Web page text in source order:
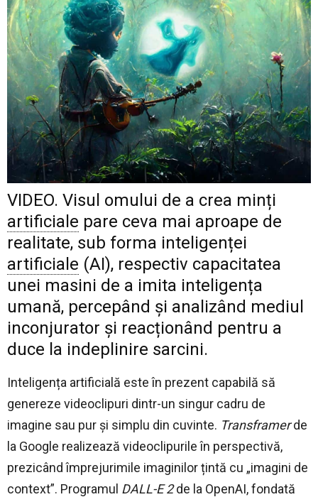
VIDEO. Visul omului de a crea minți
artificiale pare ceva mai aproape de
realitate, sub forma inteligenței
artificiale (AI), respectiv capacitatea
unei masini de a imita inteligența
umană, percepând și analizând mediul
inconjurator și reacționând pentru a
duce la indeplinire sarcini.
Inteligența artificială este în prezent capabilă să
genereze videoclipuri dintr-un singur cadru de
imagine sau pur și simplu din cuvinte. Transframerde
la Google realizează videoclipurile în perspectivă,
prezicând împrejurimile imaginilor țintă cu „imagini de
context”. Programul DALL-E 2de la OpenAI, fondată